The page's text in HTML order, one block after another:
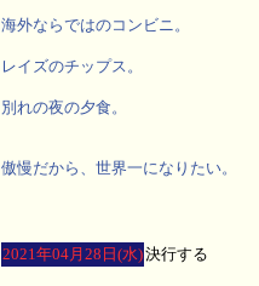
海外ならではのコンビニ。
レイズのチップス。
別れの夜の夕食。
傲慢だから、世界一になりたい。
2021年04月28日(水)決行する